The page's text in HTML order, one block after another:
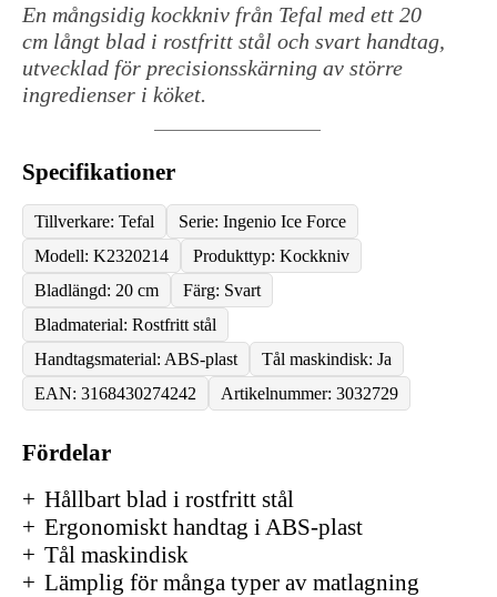
En mångsidig kockkniv från Tefal med ett 20
cm långt blad i rostfritt stål och svart handtag,
utvecklad för precisionsskärning av större
ingredienser i köket.
Fördelar
Hållbart blad i rostfritt stål
Ergonomiskt handtag i ABS-plast
Tål maskindisk
Lämplig för många typer av matlagning
Specifikationer
Tillverkare: Tefal
Serie: Ingenio Ice Force
Modell: K2320214
Produkttyp: Kockkniv
Bladlängd: 20 cm
Färg: Svart
Bladmaterial: Rostfritt stål
Handtagsmaterial: ABS-plast
Tål maskindisk: Ja
EAN: 3168430274242
Artikelnummer: 3032729